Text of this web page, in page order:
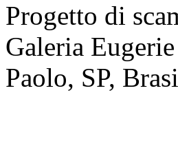
Progetto di
Galeria
Paolo, SP,